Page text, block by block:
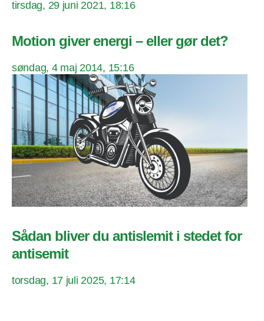
tirsdag, 29 juni 2021, 18:16
Motion giver energi – eller gør det?
søndag, 4 maj 2014, 15:16
Sådan bliver du antislemit i stedet for
antisemit
torsdag, 17 juli 2025, 17:14